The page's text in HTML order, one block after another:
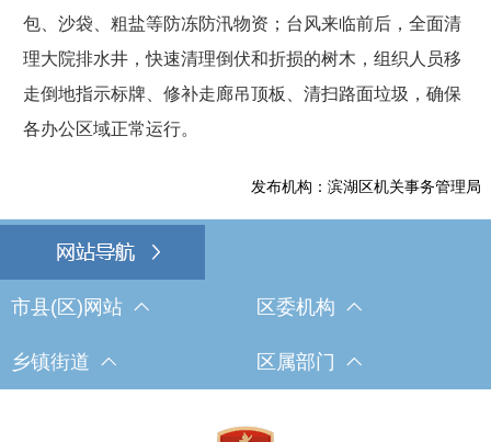
包、沙袋、粗盐等防冻防汛物资；台风来临前后，全面清
理大院排水井，快速清理倒伏和折损的树木，组织人员移
走倒地指示标牌、修补走廊吊顶板、清扫路面垃圾，确保
各办公区域正常运行。
发布机构：滨湖区机关事务管理局
市县(区)网站 区委机构
乡镇街道 区属部门